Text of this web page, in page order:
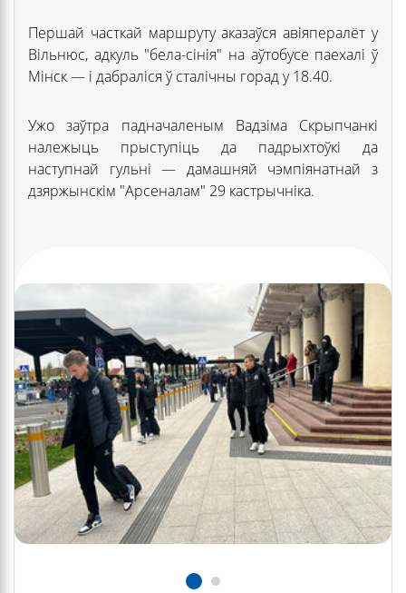
Першай часткай маршруту аказаўся авіяпералёт у
Вільнюс, адкуль "бела-сінія" на аўтобусе паехалі ў
Мінск — і дабраліся ў сталічны горад у 18.40.
Ужо заўтра падначаленым Вадзіма Скрыпчанкі
належыць прыступіць да падрыхтоўкі да
наступнай гульні — дамашняй чэмпіянатнай з
дзяржынскім "Арсеналам" 29 кастрычніка.